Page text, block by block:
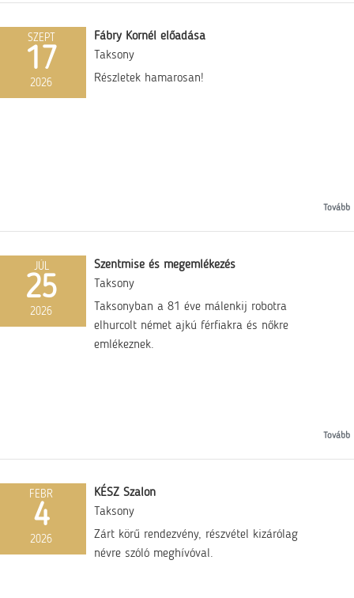
SZEPT
17
2026
Fábry Kornél előadása
Taksony
Részletek hamarosan!
Tovább
JÚL
25
2026
Szentmise és megemlékezés
Taksony
Taksonyban a 81 éve málenkij robotra
elhurcolt német ajkú férfiakra és nőkre
emlékeznek.
Tovább
FEBR
4
2026
KÉSZ Szalon
Taksony
Zárt körű rendezvény, részvétel kizárólag
névre szóló meghívóval.